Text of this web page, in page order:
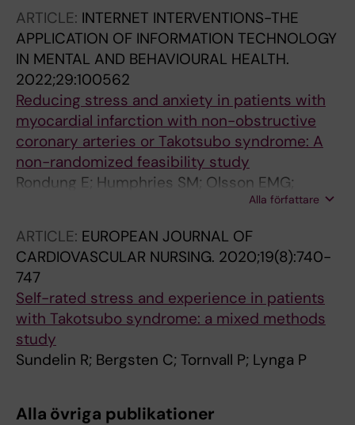
ARTICLE: INTERNET INTERVENTIONS-THE
APPLICATION OF INFORMATION TECHNOLOGY
IN MENTAL AND BEHAVIOURAL HEALTH.
2022;29:100562
Reducing stress and anxiety in patients with
myocardial infarction with non-obstructive
coronary arteries or Takotsubo syndrome: A
non-randomized feasibility study
Rondung E; Humphries SM; Olsson EMG;
Sundelin R; Norlund F; Held C; Spaak J; Tornvall
Alla författare
ARTICLE: EUROPEAN JOURNAL OF
CARDIOVASCULAR NURSING. 2020;19(8):740-
747
Self-rated stress and experience in patients
with Takotsubo syndrome: a mixed methods
study
Sundelin R; Bergsten C; Tornvall P; Lynga P
Alla övriga publikationer